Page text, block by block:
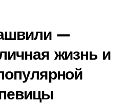
—
жизнь и